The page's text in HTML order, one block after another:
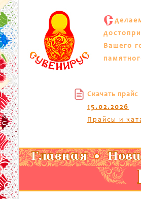
С
Вашего
Скачать прайс
15.02.2026
Прайсы и
Главная